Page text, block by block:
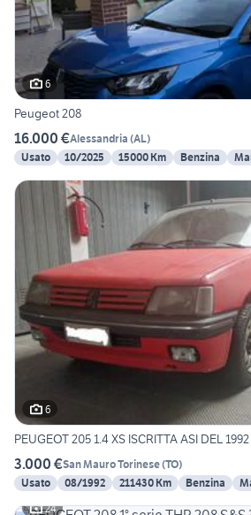
6
Peugeot 208
16.000 €Alessandria (AL)
Usato
10/2025 15000 Km Benzina
6
PEUGEOT 205 1.4 XS ISCRITTA ASI DEL 1992
3.000 €San Mauro Torinese(TO)
Usato
08/1992 211430 Km Benzina
24